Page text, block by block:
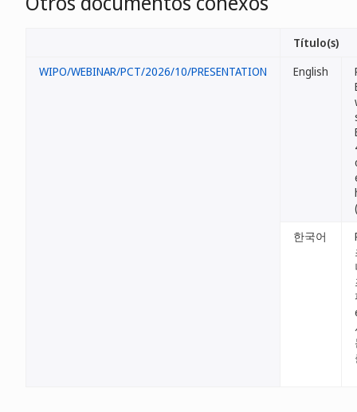
Título(s)
WIPO/WEBINAR/PCT/2026/10/PRESENTATION
English
한국어